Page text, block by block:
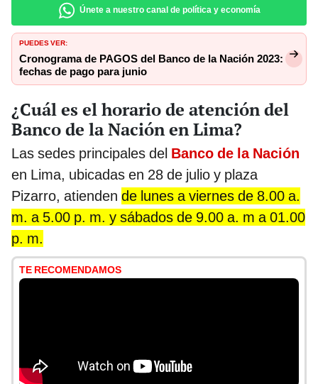
Únete a nuestro canal de política y economía
PUEDES VER:
Cronograma de PAGOS del Banco de la Nación 2023:
fechas de pago para junio
¿Cuál es el horario de atención del
Banco de la Nación en Lima?
Las sedes principales del Banco de la Nación
en Lima, ubicadas en 28 de julio y plaza
Pizarro, atienden de lunes a viernes de 8.00 a.
m. a 5.00 p. m. y sábados de 9.00 a. m a 01.00
p. m.
TE RECOMENDAMOS